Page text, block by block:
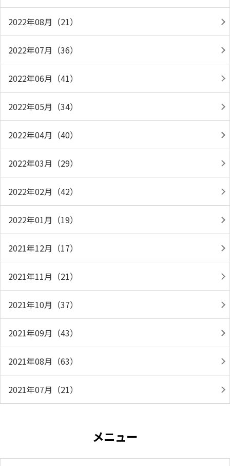
2022年08月（21）
2022年07月（36）
2022年06月（41）
2022年05月（34）
2022年04月（40）
2022年03月（29）
2022年02月（42）
2022年01月（19）
2021年12月（17）
2021年11月（21）
2021年10月（37）
2021年09月（43）
2021年08月（63）
2021年07月（21）
メニュー